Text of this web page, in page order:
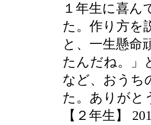
１年生に喜ん
た。作り方を
と、一生懸命
たんだね。」
など、おうち
た。ありがと
【２年生】